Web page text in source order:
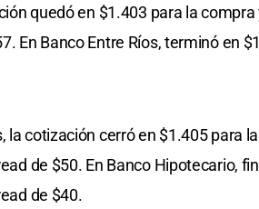
quedó en $1.403 para la
En Banco Entre Ríos, terminó en
la cotización cerró en $1.405 para
de $50. En Banco Hipotecario,
de $40.